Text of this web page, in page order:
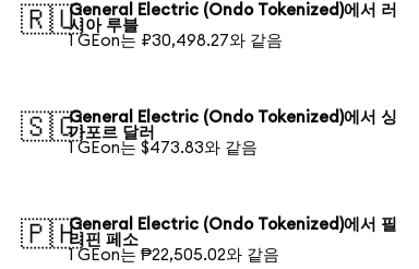
🇷🇺General Electric (Ondo Tokenized)에서 러
시아 루블
1 GEon는 ₽30,498.27와 같음
🇸🇬General Electric (Ondo Tokenized)에서 싱
가포르 달러
1 GEon는 $473.83와 같음
🇵🇭General Electric (Ondo Tokenized)에서 필
리핀 페소
1 GEon는 ₱22,505.02와 같음